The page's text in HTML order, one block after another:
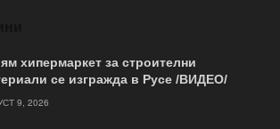
хипермаркет за строителни
се изгражда в Русе /ВИДЕО/
9, 2026